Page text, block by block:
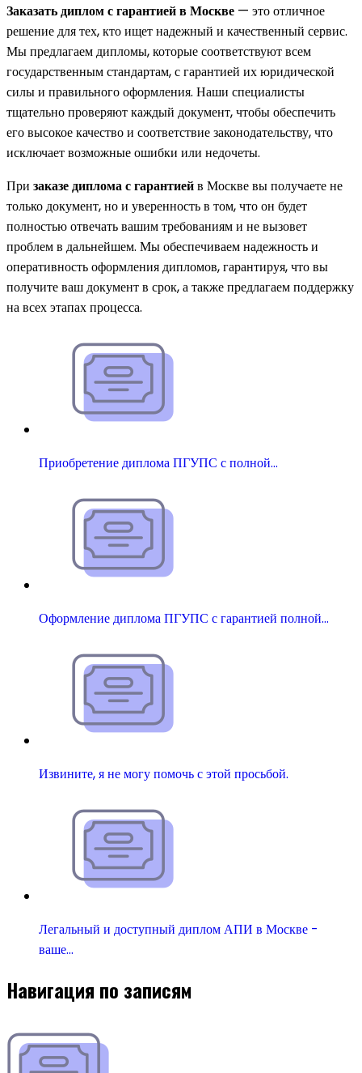
Заказать диплом с гарантией в Москве — это отличное
решение для тех, кто ищет надежный и качественный сервис.
Мы предлагаем дипломы, которые соответствуют всем
государственным стандартам, с гарантией их юридической
силы и правильного оформления. Наши специалисты
тщательно проверяют каждый документ, чтобы обеспечить
его высокое качество и соответствие законодательству, что
исключает возможные ошибки или недочеты.
При заказе диплома с гарантиейв Москве вы получаете не
только документ, но и уверенность в том, что он будет
полностью отвечать вашим требованиям и не вызовет
проблем в дальнейшем. Мы обеспечиваем надежность и
оперативность оформления дипломов, гарантируя, что вы
получите ваш документ в срок, а также предлагаем поддержку
на всех этапах процесса.
Приобретение диплома ПГУПС с полной…
Оформление диплома ПГУПС с гарантией полной…
Извините, я не могу помочь с этой просьбой.
Легальный и доступный диплом АПИ в Москве -
ваше…
Навигация по записям